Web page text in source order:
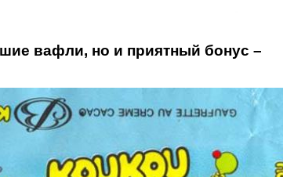
вафли, но и приятный бонус –